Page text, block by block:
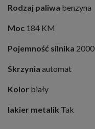
Rodzaj paliwa benzyna
Moc 184 KM
Pojemność silnika 2000
Skrzynia automat
Kolor biały
lakier metalik Tak